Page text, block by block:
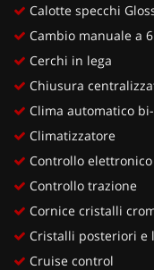
Calotte specchi
Cambio manuale a
Cerchi in lega
Chiusura
Clima automatico
Climatizzatore
Controllo
Controllo trazione
Cornice cristalli
Cristalli posteriori e
Cruise control